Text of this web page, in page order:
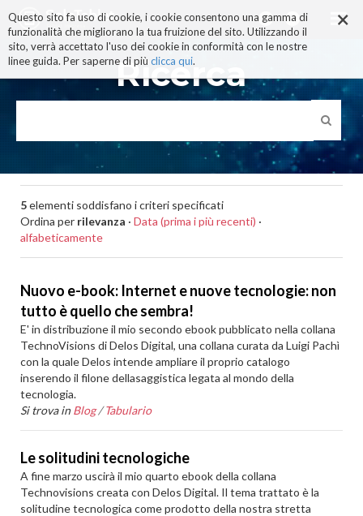
×
Questo sito fa uso di cookie, i cookie consentono una gamma di
funzionalità che migliorano la tua fruizione del sito. Utilizzando il
sito, verrà accettato l'uso dei cookie in conformità con le nostre
linee guida. Per saperne di più clicca qui.
ai
contenuti.
|
alla
navigazione
Ricerca
5elementi soddisfano i criteri specificati
Ordina per rilevanza · Data (prima i più recenti) ·
alfabeticamente
Nuovo e-book: Internet e nuove tecnologie: non
tutto è quello che sembra!
E' in distribuzione il mio secondo ebook pubblicato nella collana
TechnoVisions di Delos Digital, una collana curata da Luigi Pachì
con la quale Delos intende ampliare il proprio catalogo
inserendo il filone dellasaggistica legata al mondo della
tecnologia.
Si trova in Blog /Tabulario
Le solitudini tecnologiche
A fine marzo uscirà il mio quarto ebook della collana
Technovisions creata con Delos Digital. Il tema trattato è la
solitudine tecnologica come prodotto della nostra stretta